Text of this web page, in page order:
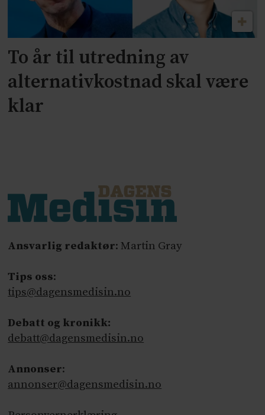
To år til utredning av
alternativkostnad skal være
klar
Ansvarlig redaktør: Martin Gray
Tips oss:
tips@dagensmedisin.no
Debatt og kronikk:
debatt@dagensmedisin.no
Annonser:
annonser@dagensmedisin.no